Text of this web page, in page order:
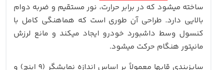
ساخته میشود که در برابر حرارت، نور مستقیم و ضربه دوام
بالایی دارد. طراحی آن طوری است که هماهنگی کامل با
کنسول وسط داشبورد خودرو ایجاد میکند و مانع لرزش
مانیتور هنگام حرکت میشود.
سایزبندی قابها معمولاً بر اساس اندازه نمایشگر (۹ اینچ) و